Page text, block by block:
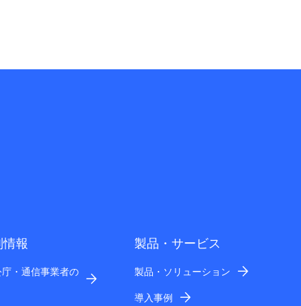
報
・通信事業者の
製品・サービス
製品・ソリューション
導入事例